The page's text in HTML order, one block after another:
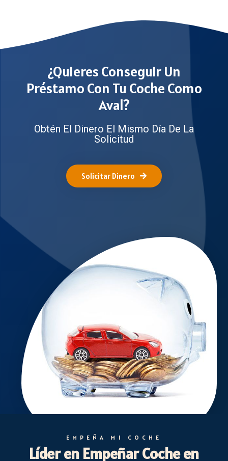
¿Quieres Conseguir Un
Préstamo Con Tu Coche Como
Aval?
Obtén El Dinero El Mismo Día De La
Solicitud
Solicitar Dinero
EMPEÑA MI COCHE
Líder en Empeñar Coche en